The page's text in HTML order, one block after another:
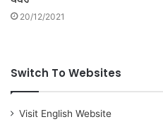
20/12/2021
Switch To Websites
Visit English Website